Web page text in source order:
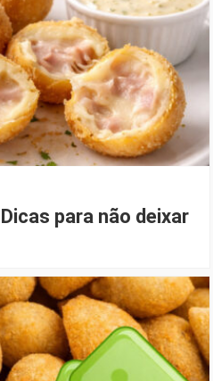
para não deixar